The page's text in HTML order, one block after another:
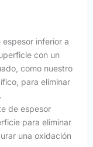
inferior a
con un
como nuestro
para eliminar
de espesor
para eliminar
una oxidación